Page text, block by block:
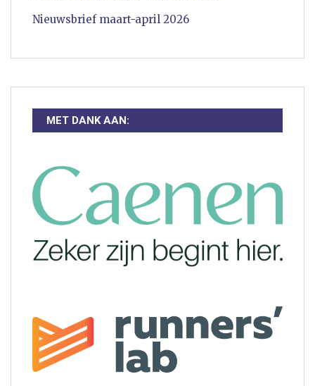
Nieuwsbrief maart-april 2026
MET DANK AAN: